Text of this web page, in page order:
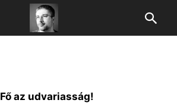
Fő az udvariasság!